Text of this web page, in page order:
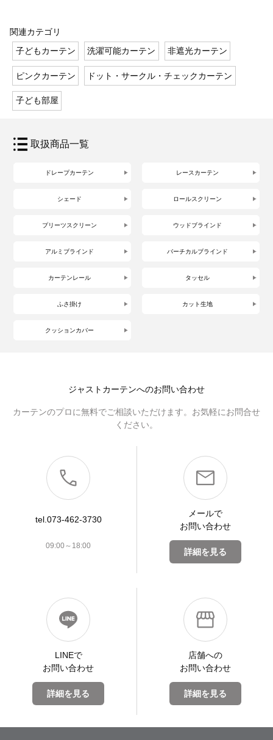
関連カテゴリ
子どもカーテン
洗濯可能カーテン 非遮光カーテン
ピンクカーテン ドット・サークル・チェックカーテン
子ども部屋
取扱商品一覧
ドレープカーテン レースカーテン
シェード ロールスクリーン
プリーツスクリーン ウッドブラインド
アルミブラインド バーチカルブラインド
カーテンレール タッセル
ふさ掛け カット生地
クッションカバー
ジャストカーテンへのお問い合わせ
カーテンのプロに無料でご相談いただけます。お気軽にお問合せ
ください。
tel.073-462-3730
09:00～18:00
メールで
お問い合わせ
詳細を見る
LINEで
お問い合わせ
詳細を見る
店舗への
お問い合わせ
詳細を見る